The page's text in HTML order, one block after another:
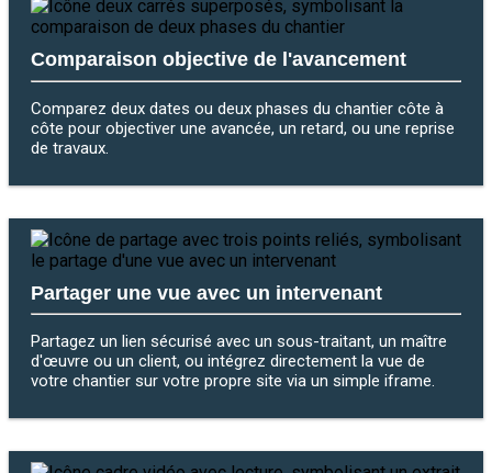
Comparaison objective de l'avancement
Comparez deux dates ou deux phases du chantier côte à
côte pour objectiver une avancée, un retard, ou une reprise
de travaux.
Partager une vue avec un intervenant
Partagez un lien sécurisé avec un sous-traitant, un maître
d'œuvre ou un client, ou intégrez directement la vue de
votre chantier sur votre propre site via un simple iframe.